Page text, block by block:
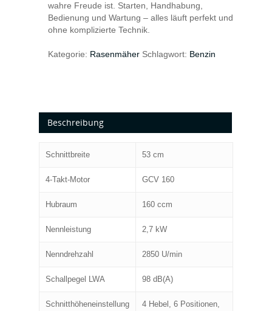
wahre Freude ist. Starten, Handhabung,
Bedienung und Wartung – alles läuft perfekt und
ohne komplizierte Technik.
Kategorie: Rasenmäher Schlagwort: Benzin
Beschreibung
Schnittbreite 53 cm
4-Takt-Motor GCV 160
Hubraum 160 ccm
Nennleistung 2,7 kW
Nenndrehzahl 2850 U/min
Schallpegel LWA 98 dB(A)
Schnitthöheneinstellung
4 Hebel, 6 Positionen,